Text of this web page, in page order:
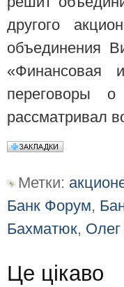
другого
объединения
«Финансовая
переговоры
рассматривал
Метки:
Банк Форум,
Бахматюк,
Це цікаво